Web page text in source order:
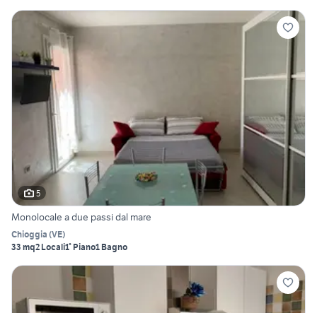
5
Monolocale a due passi dal mare
Chioggia (VE)
33 mq2 Locali1° Piano1 Bagno